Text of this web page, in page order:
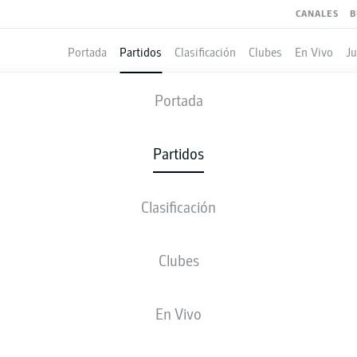
CANALES
Portada Partidos Clasificación Clubes En Vivo
Portada
Partidos
Clasificación
Clubes
En Vivo
COLOGNE - BAYER
2 0
ALINEACIONES ESTADÍSTICAS
77'